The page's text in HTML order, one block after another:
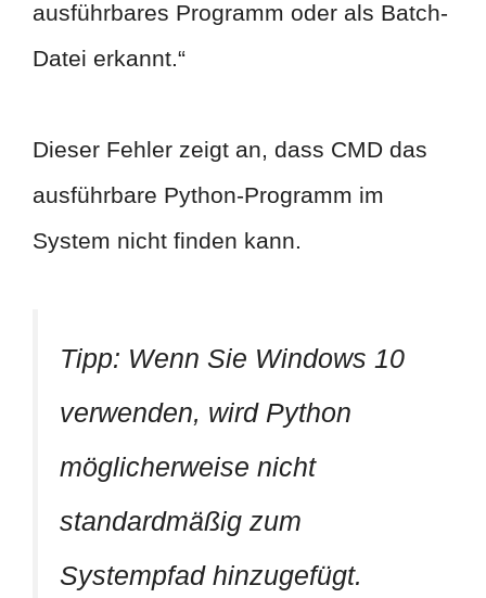
ausführbares Programm oder als Batch-
Datei erkannt.“
Dieser Fehler zeigt an, dass CMD das
ausführbare Python-Programm im
System nicht finden kann.
Tipp: Wenn Sie Windows 10
verwenden, wird Python
möglicherweise nicht
standardmäßig zum
Systempfad hinzugefügt.